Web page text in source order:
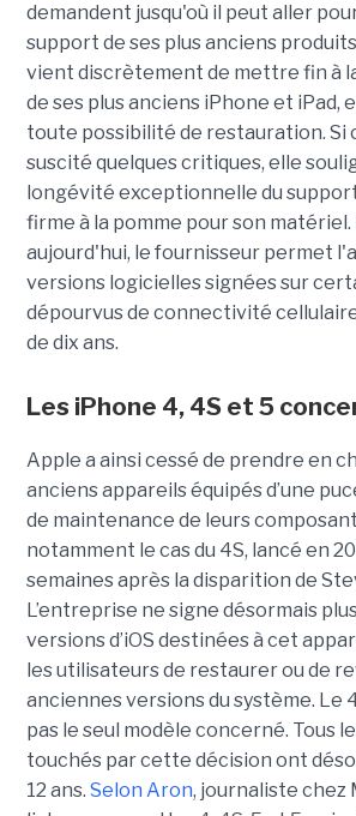
demandent jusqu'où il peut aller
support de ses plus anciens
vient discrètement de mettre fin à
de ses plus anciens iPhone et iPad,
toute possibilité de restauration. Si
suscité quelques critiques, elle
longévité exceptionnelle du
firme à la pomme pour son matériel.
aujourd'hui, le fournisseur permet
versions logicielles signées sur
dépourvus de connectivité
de dix ans.
Les iPhone 4, 4S et 5
Apple a ainsi cessé de prendre en
anciens appareils équipés d’une
de maintenance de leurs
notamment le cas du 4S, lancé en
semaines après la disparition de
L’entreprise ne signe désormais
versions d’iOS destinées à cet
les utilisateurs de restaurer ou de
anciennes versions du système. Le
pas le seul modèle concerné. Tous
touchés par cette décision ont
12 ans. Selon Aron, journaliste chez